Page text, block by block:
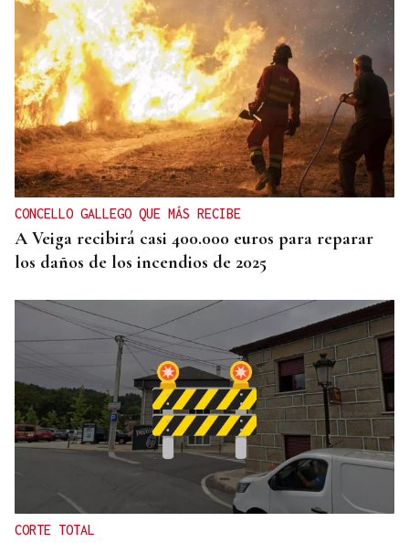
07
AGO
CONCIERTO
Comunión entre el folk gallego y el techno
orgánico con Baiuca
CONCELLO GALLEGO QUE MÁS RECIBE
A Veiga recibirá casi 400.000 euros para reparar
los daños de los incendios de 2025
CORTE TOTAL